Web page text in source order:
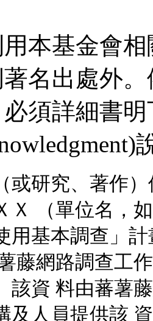
本基金會
名出處外
須詳細書
或研究、著作
Ｘ （單位名，
用基本調查」
藤網路調查工
該資 料由蕃薯
及人員提供該